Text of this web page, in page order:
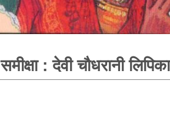
समीक्षा : देवी चौधरानी लिपिका